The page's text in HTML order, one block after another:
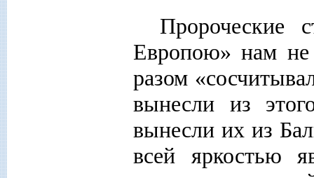
Пророческие
Европою» нам не
разом
вынесли из
вынесли их из
всей яркостью